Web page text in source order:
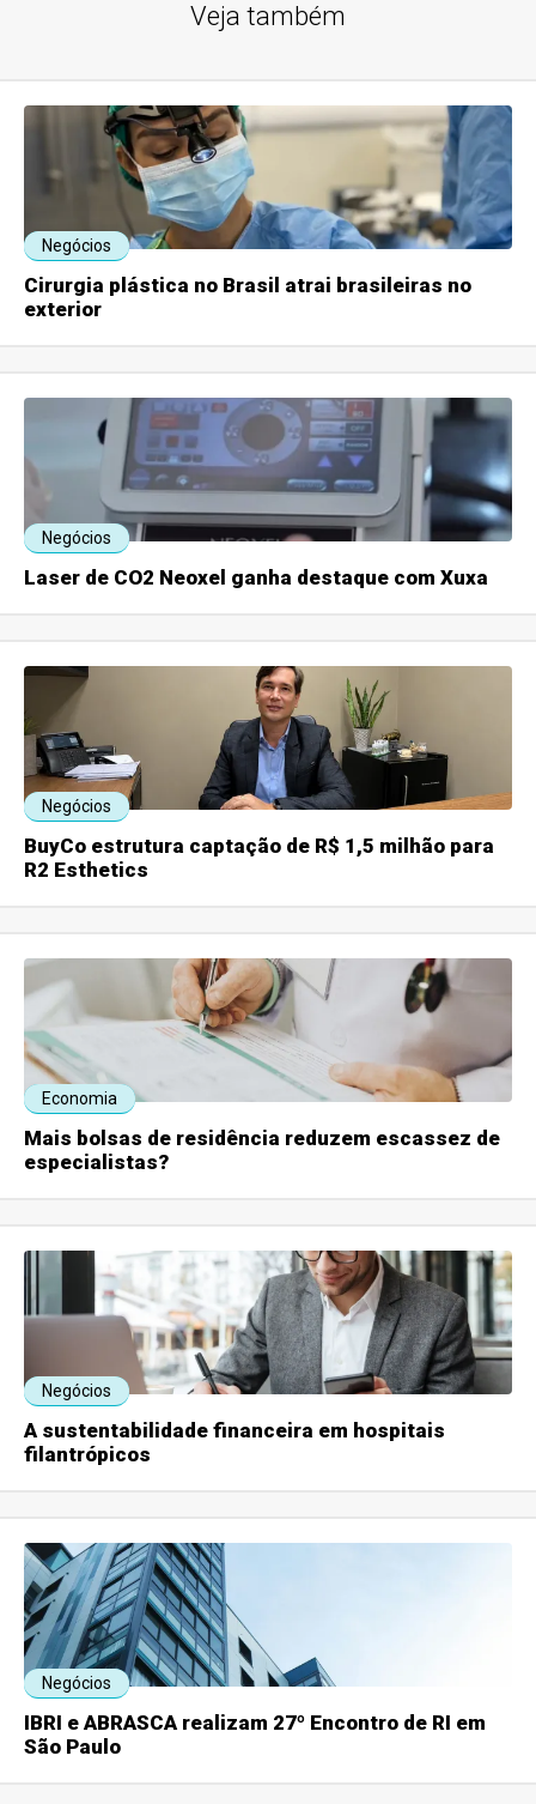
Veja também
Negócios
Cirurgia plástica no Brasil atrai brasileiras no
exterior
Negócios
Laser de CO2 Neoxel ganha destaque com Xuxa
Negócios
BuyCo estrutura captação de R$ 1,5 milhão para
R2 Esthetics
Economia
Mais bolsas de residência reduzem escassez de
especialistas?
Negócios
A sustentabilidade financeira em hospitais
filantrópicos
Negócios
IBRI e ABRASCA realizam 27º Encontro de RI em
São Paulo